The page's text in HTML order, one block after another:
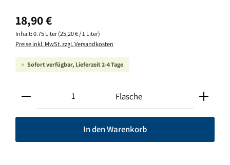
Regulärer Preis:
18,90 €
Inhalt:0.75 Liter(25,20 € / 1 Liter)
Preise inkl. MwSt. zzgl. Versandkosten
Sofort verfügbar, Lieferzeit 2-4 Tage
Produkt Anzahl: Gib den gewünschten Wert ein oder
Flasche
In den Warenkorb